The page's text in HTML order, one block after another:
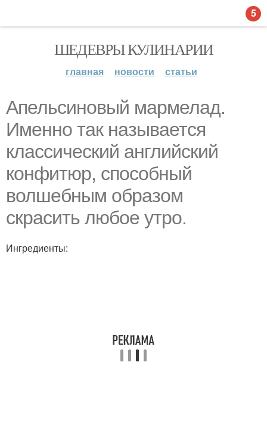
ШЕДЕВРЫ КУЛИНАРИИ
главная новости статьи
Апельсиновый мармелад.
Именно так называется
классический английский
конфитюр, способный
волшебным образом
скрасить любое утро.
Ингредиенты:
5